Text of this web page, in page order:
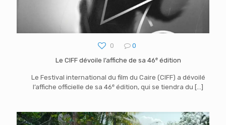
0
0
Le CIFF dévoile l’affiche de sa 46ᵉ édition
Le Festival international du film du Caire (CIFF) a dévoilé
l’affiche officielle de sa 46ᵉ édition, qui se tiendra du […]